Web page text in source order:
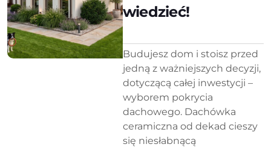
wiedzieć!
Budujesz dom i stoisz przed
jedną z ważniejszych decyzji,
dotyczącą całej inwestycji –
wyborem pokrycia
dachowego. Dachówka
ceramiczna od dekad cieszy
się niesłabnącą